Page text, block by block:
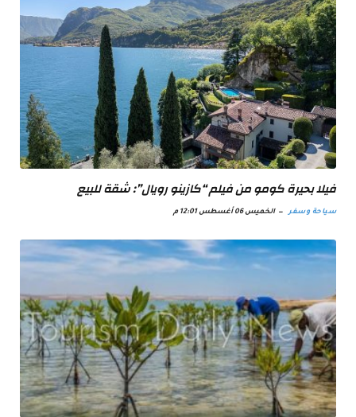
فيلا بحيرة كومو من فيلم “كازينو رويال”: شقة للبيع
سياحة وسفر الخميس 06 أغسطس 12:01 م